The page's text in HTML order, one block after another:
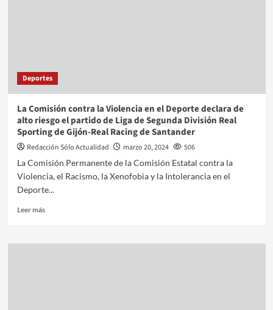
Deportes
La Comisión contra la Violencia en el Deporte declara de
alto riesgo el partido de Liga de Segunda División Real
Sporting de Gijón-Real Racing de Santander
Redacción Sólo Actualidad marzo 20, 2024
506
La Comisión Permanente de la Comisión Estatal contra la
Violencia, el Racismo, la Xenofobia y la Intolerancia en el
Deporte...
Leer más